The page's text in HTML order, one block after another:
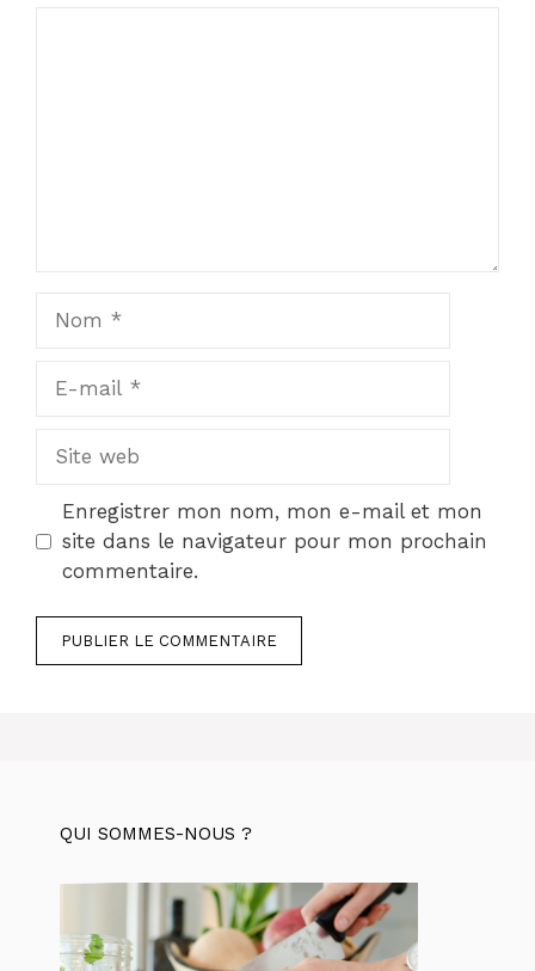
mail
web
Enregistrer mon nom, mon e-mail et mon
site dans le navigateur pour mon prochain
commentaire.
QUI SOMMES-NOUS ?